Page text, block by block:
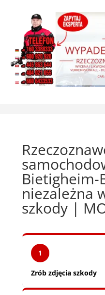
niezależna
szkody |
1
Zrób zdjęcia szkody